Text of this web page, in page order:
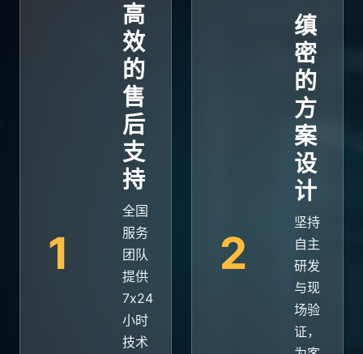
1
高
效
的
售
后
支
持
全国
服务
团队
提供
7x24
小时
技术
2
缜
密
的
方
案
设
计
坚持
自主
研发
与现
场验
证，